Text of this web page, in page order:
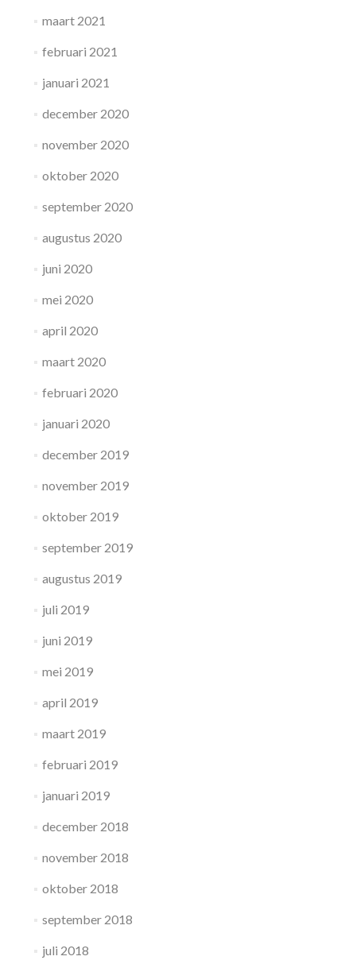
maart 2021
februari 2021
januari 2021
december 2020
november 2020
oktober 2020
september 2020
augustus 2020
juni 2020
mei 2020
april 2020
maart 2020
februari 2020
januari 2020
december 2019
november 2019
oktober 2019
september 2019
augustus 2019
juli 2019
juni 2019
mei 2019
april 2019
maart 2019
februari 2019
januari 2019
december 2018
november 2018
oktober 2018
september 2018
juli 2018